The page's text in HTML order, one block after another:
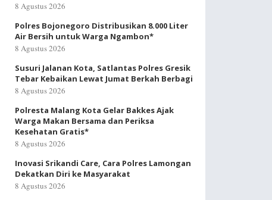
8 Agustus 2026
Polres Bojonegoro Distribusikan 8.000 Liter
Air Bersih untuk Warga Ngambon*
8 Agustus 2026
Susuri Jalanan Kota, Satlantas Polres Gresik
Tebar Kebaikan Lewat Jumat Berkah Berbagi
8 Agustus 2026
Polresta Malang Kota Gelar Bakkes Ajak
Warga Makan Bersama dan Periksa
Kesehatan Gratis*
8 Agustus 2026
Inovasi Srikandi Care, Cara Polres Lamongan
Dekatkan Diri ke Masyarakat
8 Agustus 2026